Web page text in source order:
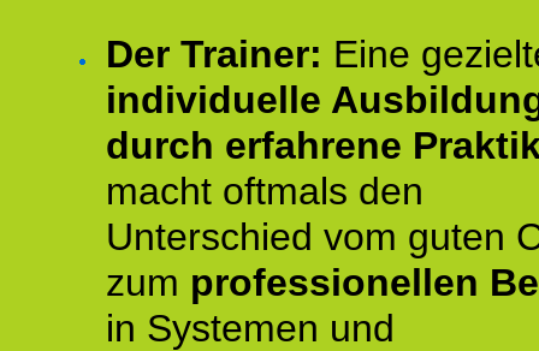
Der Trainer: Eine
individuelle
durch erfahrene
macht oftmals den
Unterschied vom guten
zum professionellen
in Systemen und